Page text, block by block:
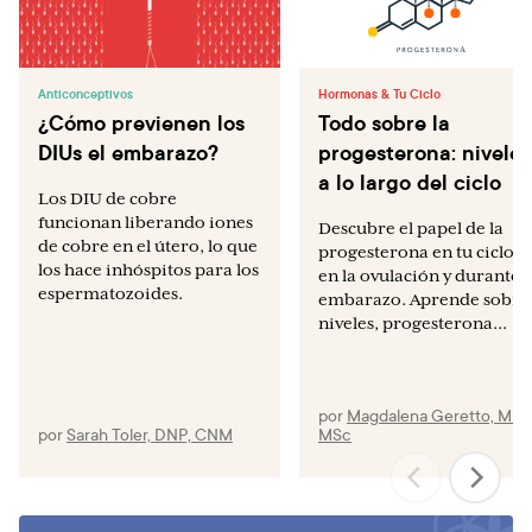
Walch K, Unfried G, Huber J, Kurz C, van Trotsenburg M,
Pernicka E, et al. Implanon® versus medroxyprogesterone
acetate: effects on pain scores in patients with
symptomatic endometriosis — a pilot study.
Contraception. 2009 Jan;79(1):29–34.
Roumen FJME, Berg MMT op ten, Hoomans EHM. The
combined contraceptive vaginal ring (NuvaRing®): First
experience in daily clinical practice in The Netherlands.
Eur J Contracept Reprod Health Care. 2006 Mar
1;11(1):14–22.
Marjoribanks J, Ayeleke RO, Farquhar C, Proctor M.
2015 [cited 2019 Sep 25];(7). Available from:
https://www.cochranelibrary.com/cdsr/doi/10.1002/146
Burnett M, Lemyre M. No. 345-primary dysmenorrhea
Anticonceptivos
¿Cómo previenen los
DIUs el embarazo?
Los DIU de cobre
funcionan liberando iones
de cobre en el útero, lo que
los hace inhóspitos para los
espermatozoides.
porSarah Toler, DNP, CNM
Hormonas & Tu Ciclo
Todo sobre la
progesterona: niveles
a lo largo del ciclo
Descubre el papel de la
progesterona en tu ciclo,
en la ovulación y durante
embarazo. Aprende sobre
niveles, progesterona...
por Magdalena Geretto, MD,
MSc